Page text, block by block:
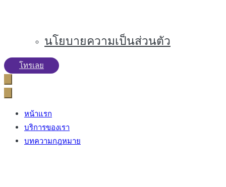
นโยบายความเป็นส่วนตัว
โทรเลย
หน้าแรก
บริการของเรา
บทความกฎหมาย